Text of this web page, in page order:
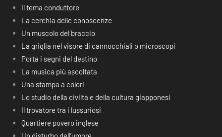
Il tema conduttore
La cerchia delle conoscenze
Un muscolo del braccio
La griglia nel visore di cannocchiali o microscopi
Porta i segni del destino
La musica più ascoltata
Una stampa a colori
Lo studio della civiltà e della cultura giapponesi
Il trovatore tra i lussuriosi
Quartiere povero inglese